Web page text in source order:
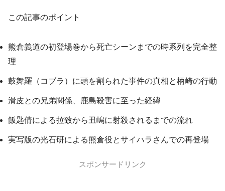
この記事のポイント
熊倉義道の初登場巻から死亡シーンまでの時系列を完全整
理
鼓舞羅（コブラ）に頭を割られた事件の真相と柄崎の行動
滑皮との兄弟関係、鹿島殺害に至った経緯
飯匙倩による拉致から丑嶋に射殺されるまでの流れ
実写版の光石研による熊倉役とサイハラさんでの再登場
スポンサードリンク